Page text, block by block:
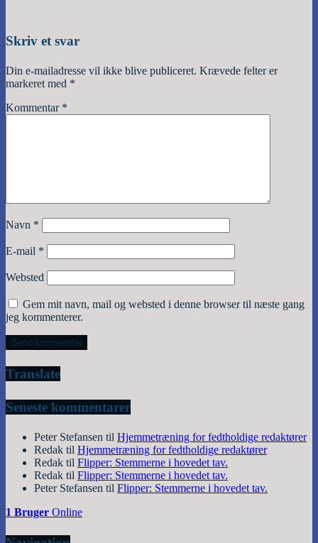
Skriv et svar
Din e-mailadresse vil ikke blive publiceret. Krævede felter er
markeret med *
Kommentar *
Navn *
E-mail *
Websted
Gem mit navn, mail og websted i denne browser til næste gang
jeg kommenterer.
Translate
Seneste kommentarer
Peter Stefansen til Hjemmetræning for fedtholdige redaktører
Redak til Hjemmetræning for fedtholdige redaktører
Redak til Flipper: Stemmerne i hovedet tav.
Redak til Flipper: Stemmerne i hovedet tav.
Peter Stefansen til Flipper: Stemmerne i hovedet tav.
1 Bruger Online